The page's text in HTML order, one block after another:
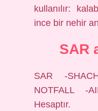
kullanılır:
ince bir nehir
SAR
SAR -
NOTFALL -
Hesaptır.